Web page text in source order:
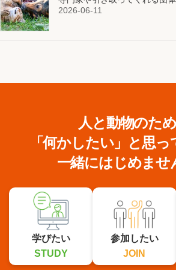
2026-06-11
人と動物のた
「何かしたい」と思っ
一緒にはじめませ
学びたい
STUDY
参加したい
JOIN